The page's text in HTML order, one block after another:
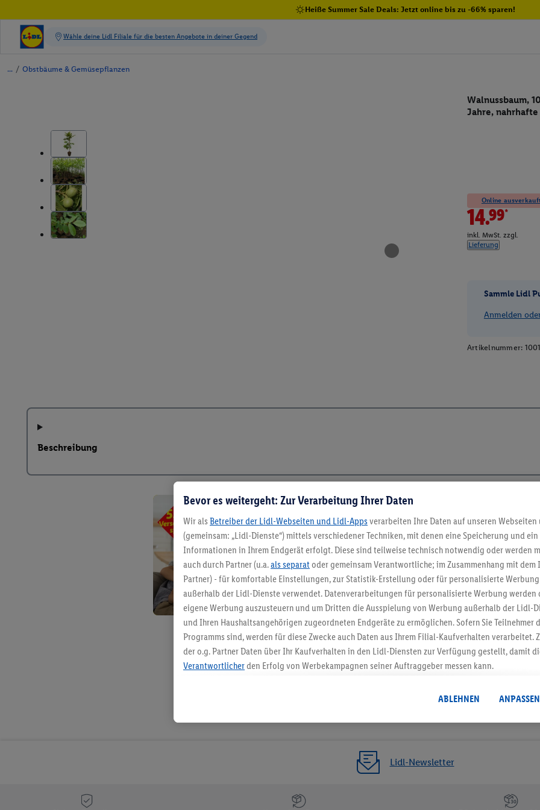
Heiße Summer Sale Deals: Jetzt online bis zu -66% sparen!
/ Obstbäume & Gemüsepflanzen
Walnussbaum,
Jahre,
Online
14.99*
inkl. MwSt. zzgl.
Lieferung
Sammle Lidl
Anmelden
Artikelnummer:
Beschreibung
5.95 € Versand
Jetzt zum Newsletter
Gutschein sichern!
Lidl-Newsletter
Bevor es weitergeht: Zur Verarbeitung Ihrer Daten
Wir als Betreiber der Lidl-Webseiten und Lidl-Apps verarbeiten Ihre Daten auf unseren Webseiten
(gemeinsam: „Lidl-Dienste“) mittels verschiedener Techniken, mit denen eine Speicherung und
Informationen in Ihrem Endgerät erfolgt. Diese sind teilweise technisch notwendig oder werden
auch durch Partner (u.a.als separat oder gemeinsam Verantwortliche; im Zusammenhang mit dem
Partner) - für komfortable Einstellungen, zur Statistik-Erstellung oder für personalisierte
außerhalb der Lidl-Dienste verwendet. Datenverarbeitungen für personalisierte Werbung werden
eigene Werbung auszusteuern und um Dritten die Ausspielung von Werbung außerhalb der Lidl-
und Ihren Haushaltsangehörigen zugeordneten Endgeräte zu ermöglichen. Sofern Sie Teilnehmer
Programms sind, werden für diese Zwecke auch Daten aus Ihrem Filial-Kaufverhalten verarbeitet.
der o.g. Partner Daten über Ihr Kaufverhalten in den Lidl-Diensten zur Verfügung gestellt, damit
Verantwortlicherden Erfolg von Werbekampagnen seiner Auftraggeber messen kann.
angereicherten Profilen. Dies umfasst die Zusammenführung von Daten (z.B. über Ihre Nutzung
Kaufverhalten in den Lidl-Diensten, Informationen aus Ihrem Kundenkonto - z.B. Alter oder
genauen Standortdaten) auch über verschiedene Endgeräte und Lidl-Dienste hinweg
Segmenten). Im Zusammenhang mit dem Ausspielen dieser Werbung erfolgen Verarbeitungen
Erfolgsmessung der Werbung, zur Zielgruppenforschung, zur Entwicklung von Angeboten sowie
Sofern Sie hier Ihre Zustimmung dazu erteilen und danach ein Lidl Plus-Konto erstellen bzw. sich
ABLEHNEN ANPASSEN